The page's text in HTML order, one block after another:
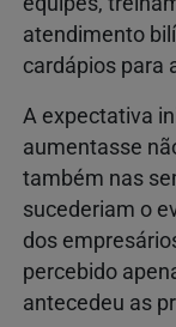
atendimento
cardápios para
A expectativa
aumentasse
também nas
sucederiam o
dos
percebido
antecedeu as